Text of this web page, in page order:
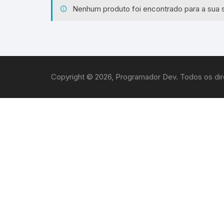
Nenhum produto foi encontrado para a sua
Copyright © 2026, Programador Dev. Todos os